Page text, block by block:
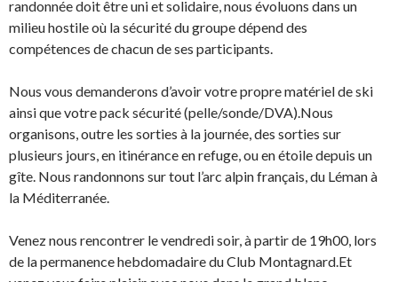
randonnée doit être uni et solidaire, nous évoluons dans un
milieu hostile où la sécurité du groupe dépend des
compétences de chacun de ses participants.
Nous vous demanderons d’avoir votre propre matériel de ski
ainsi que votre pack sécurité (pelle/sonde/DVA).Nous
organisons, outre les sorties à la journée, des sorties sur
plusieurs jours, en itinérance en refuge, ou en étoile depuis un
gîte. Nous randonnons sur tout l’arc alpin français, du Léman à
la Méditerranée.
Venez nous rencontrer le vendredi soir, à partir de 19h00, lors
de la permanence hebdomadaire du Club Montagnard.Et